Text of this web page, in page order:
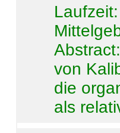
Abstract:
von
die
als